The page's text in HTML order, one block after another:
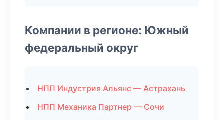
Компании в регионе: Южный
федеральный округ
НПП Индустрия Альянс — Астрахань
НПП Механика Партнер — Сочи